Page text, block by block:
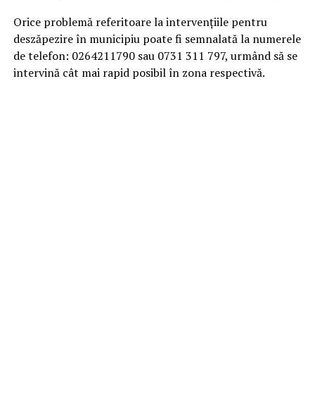
Orice problemă referitoare la intervențiile pentru
deszăpezire în municipiu poate fi semnalată la numerele
de telefon: 0264211790 sau 0731 311 797, urmând să se
intervină cât mai rapid posibil în zona respectivă.